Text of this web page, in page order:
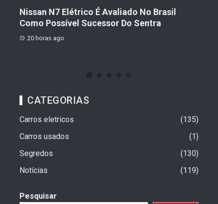
Nissan N7 Elétrico É Avaliado No Brasil
Como Possível Sucessor Do Sentra
20 horas ago
CATEGORIAS
Carros eletricos
135
Carros usados
1
Segredos
130
Notícias
119
Pesquisar